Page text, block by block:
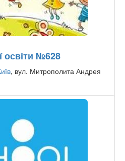
освіти №628
, вул. Митрополита Андрея